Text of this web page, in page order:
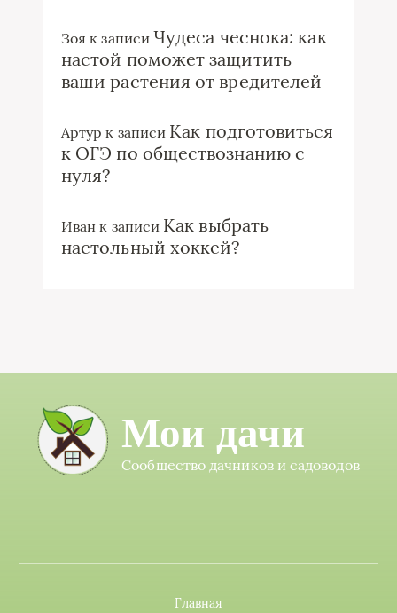
Зоя к записи Чудеса чеснока: как
настой поможет защитить
ваши растения от вредителей
Артур к записи Как подготовиться
к ОГЭ по обществознанию с
нуля?
Иван к записи Как выбрать
настольный хоккей?
Мои дачи
Сообщество дачников и садоводов
Главная